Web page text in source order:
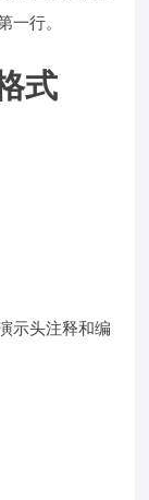
一行。
式
示头注释和编